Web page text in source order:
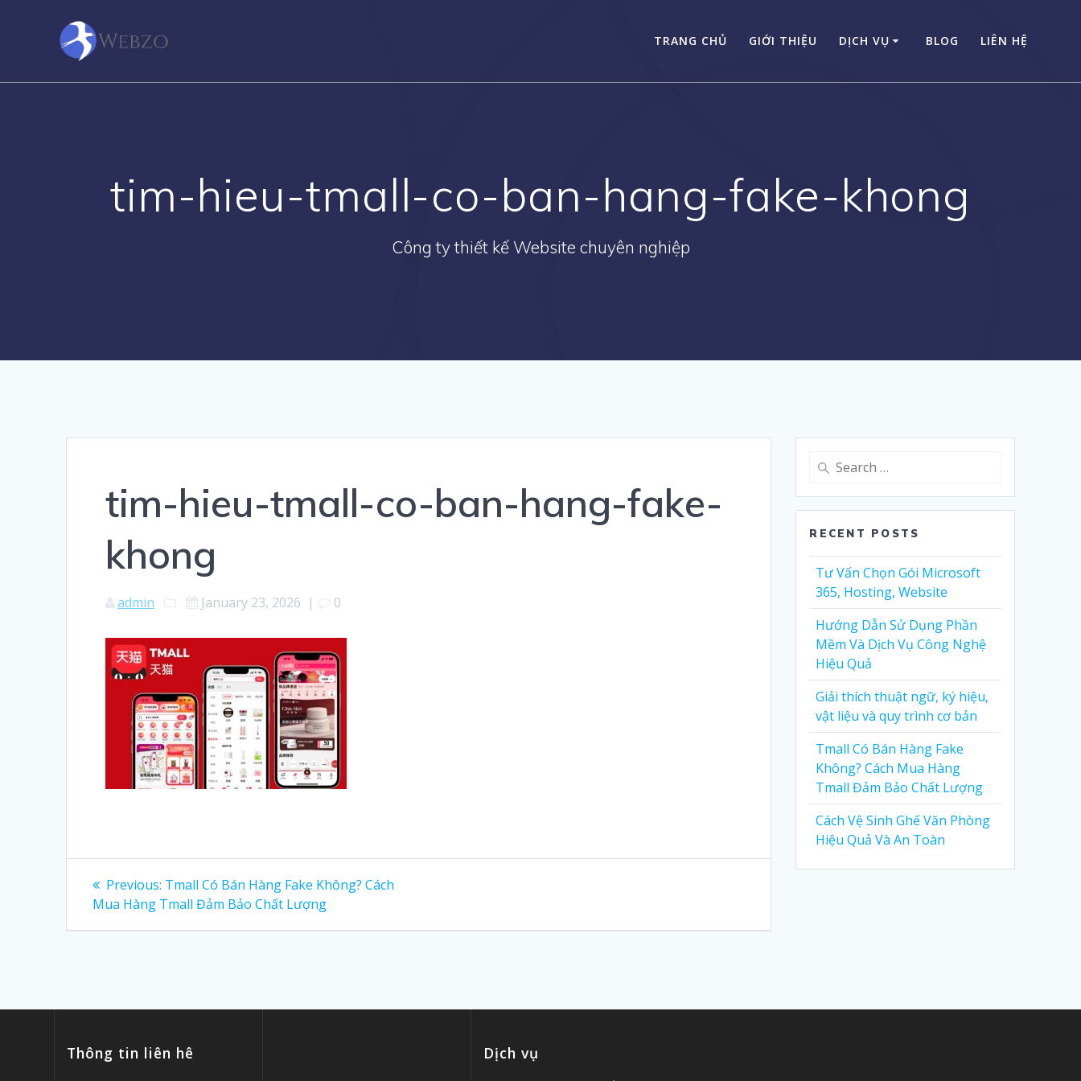
TRANG CHỦ GIỚI THIỆU DỊCH VỤ BLOG LIÊN HỆ
tim-hieu-tmall-co-ban-hang-fake-khong
Công ty thiết kế Website chuyên nghiệp
tim-hieu-tmall-co-ban-hang-fake-
khong
admin January 23, 2026 | 0
Post
navigation
Previous: Previous
post:
Tmall Có Bán Hàng Fake Không? Cách
Mua Hàng Tmall Đảm Bảo Chất Lượng
Search
RECENT POSTS
Tư Vấn Chọn Gói Microsoft
365, Hosting, Website
Hướng Dẫn Sử Dụng Phần
Mềm Và Dịch Vụ Công Nghệ
Hiệu Quả
Giải thích thuật ngữ, ký hiệu,
vật liệu và quy trình cơ bản
Tmall Có Bán Hàng Fake
Không? Cách Mua Hàng
Tmall Đảm Bảo Chất Lượng
Cách Vệ Sinh Ghế Văn Phòng
Hiệu Quả Và An Toàn
Thông tin liên hê Dịch vụ